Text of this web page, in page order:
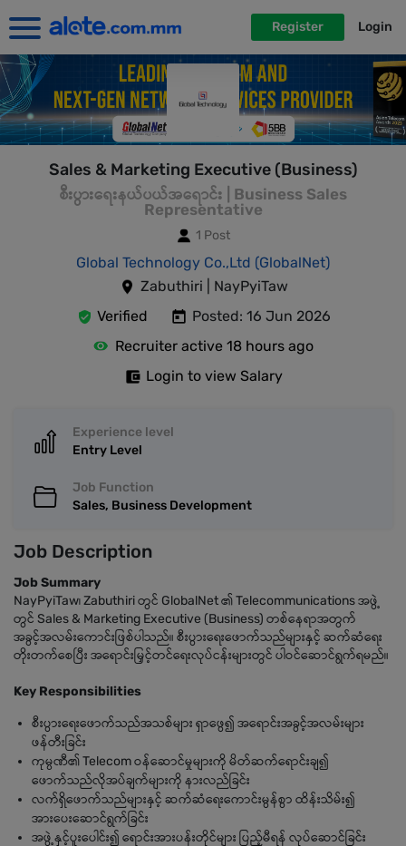
Register Login
Sales & Marketing Executive (Business)
စီးပွားရေးနယ်ပယ်အရောင်း | Business Sales
Representative
1 Post
Global Technology Co.,Ltd (GlobalNet)
Zabuthiri | NayPyiTaw
Verified
Posted: 16 Jun 2026
Recruiter active 18 hours ago
Login to view Salary
Experience level
Entry Level
Job Function
Sales, Business Development
Job Description
Job Summary
NayPyiTaw၊ Zabuthiri တွင် GlobalNet ၏ Telecommunications အဖွဲ့
တွင် Sales & Marketing Executive (Business) တစ်နေရာအတွက်
အခွင့်အလမ်းကောင်းဖြစ်ပါသည်။ စီးပွားရေးဖောက်သည်များနှင့် ဆက်ဆံရေး
တိုးတက်စေပြီး အရောင်းမြှင့်တင်ရေးလုပ်ငန်းများတွင် ပါဝင်ဆောင်ရွက်ရမည်။
Key Responsibilities
စီးပွားရေးဖောက်သည်အသစ်များ ရှာဖွေ၍ အရောင်းအခွင့်အလမ်းများ
ဖန်တီးခြင်း
ကုမ္ပဏီ၏ Telecom ဝန်ဆောင်မှုများကို မိတ်ဆက်ရောင်းချ၍
ဖောက်သည်လိုအပ်ချက်များကို နားလည်ခြင်း
လက်ရှိဖောက်သည်များနှင့် ဆက်ဆံရေးကောင်းမွန်စွာ ထိန်းသိမ်း၍
အားပေးဆောင်ရွက်ခြင်း
အဖွဲ့နှင့်ပူးပေါင်း၍ ရောင်းအားပန်းတိုင်များ ပြည့်မီရန် လုပ်ဆောင်ခြင်း